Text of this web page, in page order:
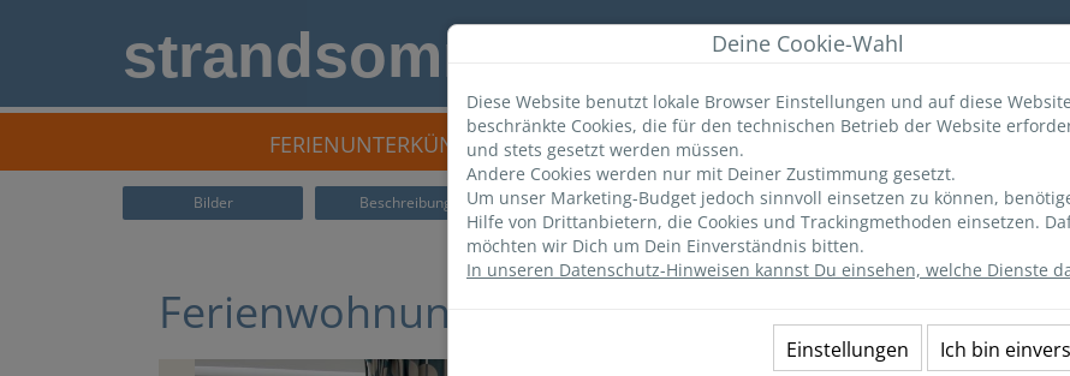
Deine Cookie-Wahl
Diese Website benutzt lokale Browser Einstellungen und auf diese Website
beschränkte Cookies, die für den technischen Betrieb der Website
und stets gesetzt werden müssen.
Andere Cookies werden nur mit Deiner Zustimmung gesetzt.
Um unser Marketing-Budget jedoch sinnvoll einsetzen zu können,
Hilfe von Drittanbietern, die Cookies und Trackingmethoden einsetzen.
möchten wir Dich um Dein Einverständnis bitten.
In unseren Datenschutz-Hinweisen kannst Du einsehen, welche Dienste
Einstellungen Ich bin
strandsommer
FERIENUNTERKÜNFTE ANGEBOTE MERKLISTE
Bilder Beschreibung Ausstattung Lage Preise
Ferienwohnung KWE 24EG - "meerLiebe"